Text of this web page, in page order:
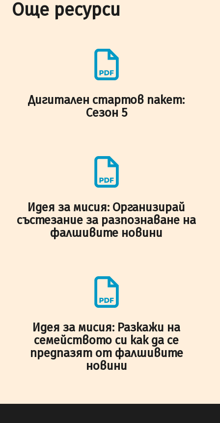
Още ресурси
Дигитален стартов пакет:
Сезон 5
Идея за мисия: Организирай
състезание за разпознаване на
фалшивите новини
Идея за мисия: Разкажи на
семейството си как да се
предпазят от фалшивите
новини